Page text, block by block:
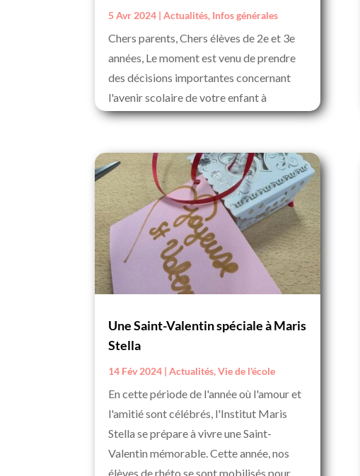
5 Avr 2024 |Actualités, Infos générales
Chers parents, Chers élèves de 2e et 3e
années, Le moment est venu de prendre
des décisions importantes concernant
l'avenir scolaire de votre enfant à
l'Institut Maris Stella. Nous vous invitons
Une Saint-Valentin spéciale à Maris
Stella
14 Fév 2024 |Actualités,Vie de l'école
En cette période de l'année où l'amour et
l'amitié sont célébrés, l'Institut Maris
Stella se prépare à vivre une Saint-
Valentin mémorable. Cette année, nos
élèves de rhéto se sont mobilisés pour...